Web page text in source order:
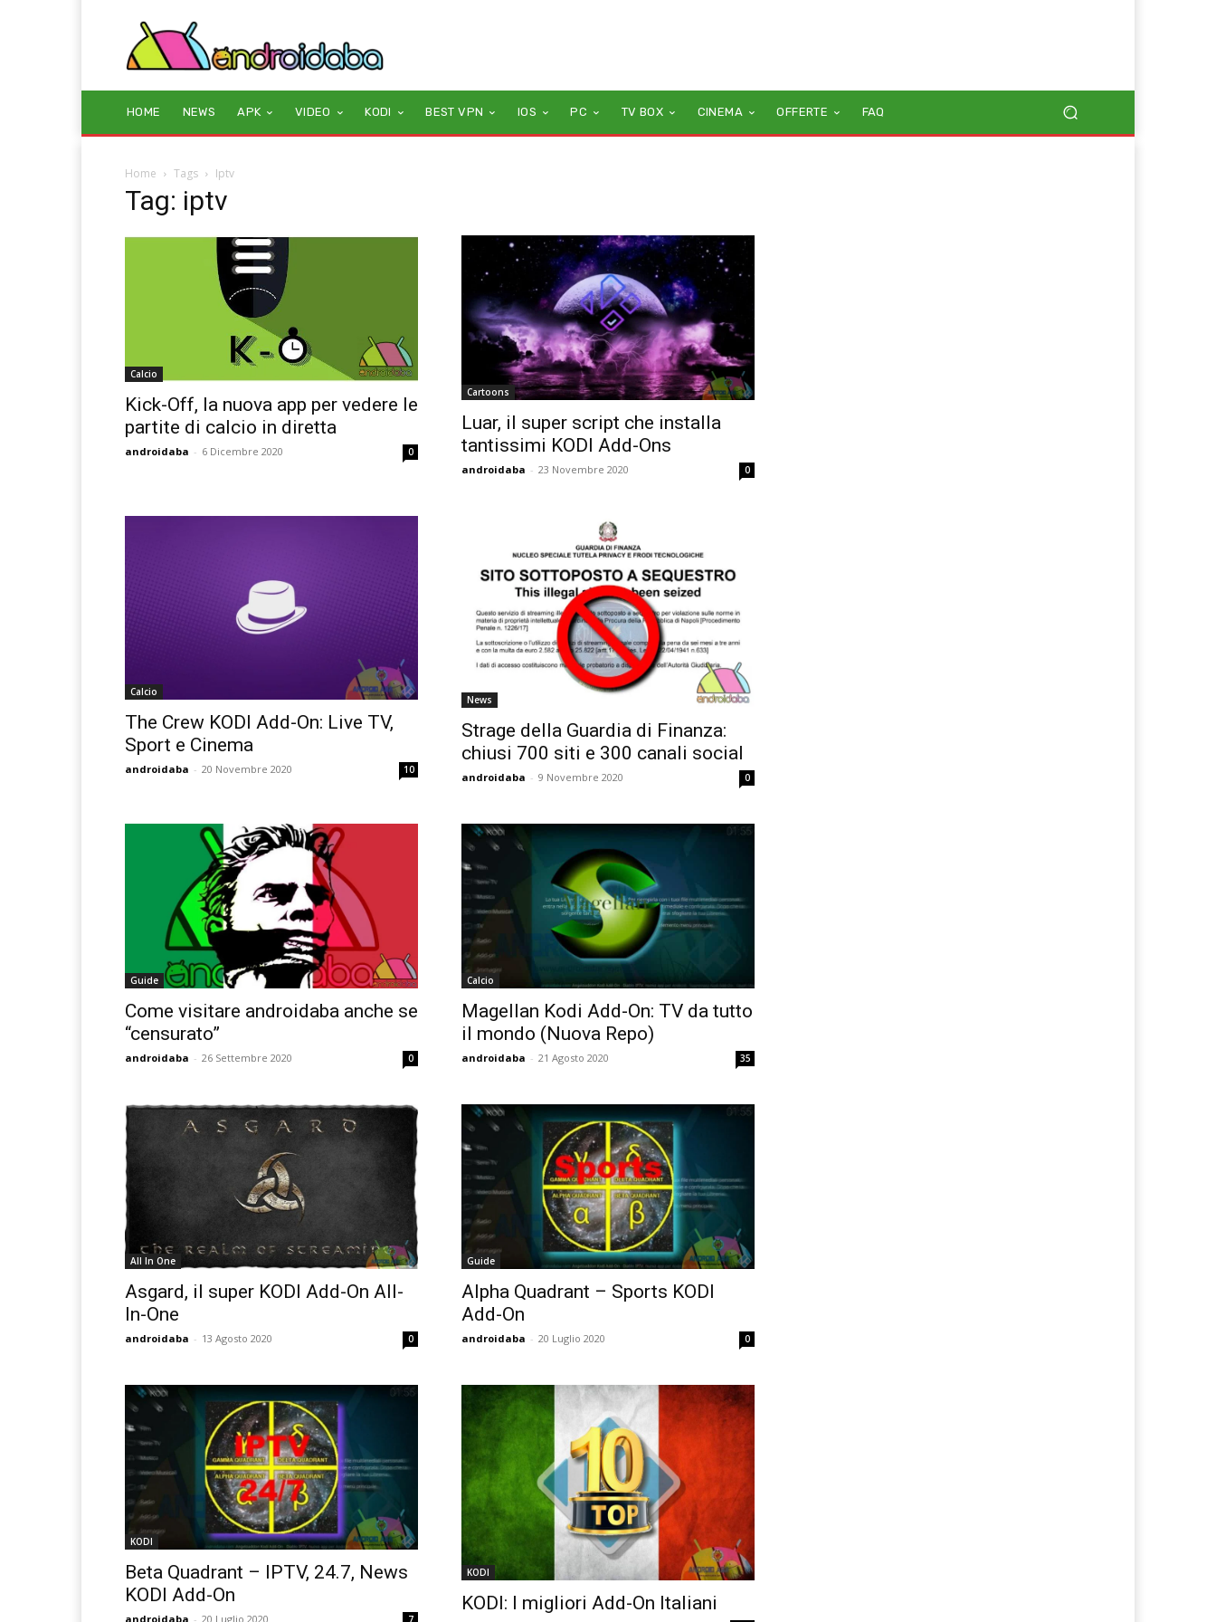
HOME NEWS APK VIDEO KODI BEST VPN IOS PC TV BOX CINEMA OFFERTE FAQ
Home Tags Iptv
Tag: iptv
Calcio
Kick-Off, la nuova app per vedere le
partite di calcio in diretta
androidaba - 6 Dicembre 2020 0
Cartoons
Luar, il super script che installa
tantissimi KODI Add-Ons
androidaba - 23 Novembre 2020 0
Calcio
The Crew KODI Add-On: Live TV,
Sport e Cinema
androidaba - 20 Novembre 2020 10
News
Strage della Guardia di Finanza:
chiusi 700 siti e 300 canali social
androidaba - 9 Novembre 2020 0
Guide
Come visitare androidaba anche se
“censurato”
androidaba - 26 Settembre 2020 0
Calcio
Magellan Kodi Add-On: TV da tutto
il mondo (Nuova Repo)
androidaba - 21 Agosto 2020 35
All In One
Asgard, il super KODI Add-On All-
In-One
androidaba - 13 Agosto 2020 0
Guide
Alpha Quadrant – Sports KODI
Add-On
androidaba - 20 Luglio 2020 0
KODI
Beta Quadrant – IPTV, 24.7, News
KODI Add-On
androidaba - 20 Luglio 2020
KODI
KODI: I migliori Add-On Italiani